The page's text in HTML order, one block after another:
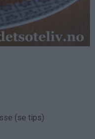
(se tips)